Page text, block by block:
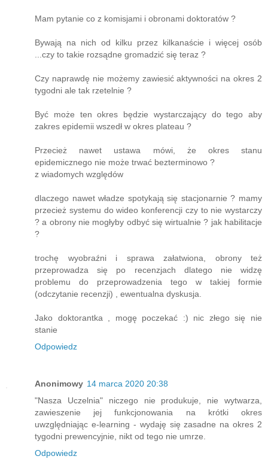
Mam pytanie co z komisjami i obronami doktoratów ?
Bywają na nich od kilku przez kilkanaście i więcej osób
...czy to takie rozsądne gromadzić się teraz ?
Czy naprawdę nie możemy zawiesić aktywności na okres 2
tygodni ale tak rzetelnie ?
Być może ten okres będzie wystarczający do tego aby
zakres epidemii wszedł w okres plateau ?
Przecież nawet ustawa mówi, że okres stanu
epidemicznego nie może trwać bezterminowo ?
z wiadomych względów
dlaczego nawet władze spotykają się stacjonarnie ? mamy
przecież systemu do wideo konferencji czy to nie wystarczy
? a obrony nie mogłyby odbyć się wirtualnie ? jak habilitacje
?
trochę wyobraźni i sprawa załatwiona, obrony też
przeprowadza się po recenzjach dlatego nie widzę
problemu do przeprowadzenia tego w takiej formie
(odczytanie recenzji) , ewentualna dyskusja.
Jako doktorantka , mogę poczekać :) nic złego się nie
stanie
Odpowiedz
Anonimowy 14 marca 2020 20:38
"Nasza Uczelnia" niczego nie produkuje, nie wytwarza,
zawieszenie jej funkcjonowania na krótki okres
uwzględniając e-learning - wydaję się zasadne na okres 2
tygodni prewencyjnie, nikt od tego nie umrze.
Odpowiedz